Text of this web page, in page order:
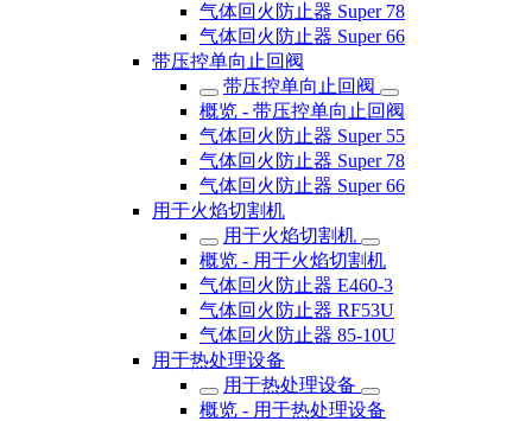
气体回火防止器 Super 78
气体回火防止器 Super 66
带压控单向止回阀
带压控单向止回阀
概览 - 带压控单向止回阀
气体回火防止器 Super 55
气体回火防止器 Super 78
气体回火防止器 Super 66
用于火焰切割机
用于火焰切割机
概览 - 用于火焰切割机
气体回火防止器 E460-3
气体回火防止器 RF53U
气体回火防止器 85-10U
用于热处理设备
用于热处理设备
概览 - 用于热处理设备